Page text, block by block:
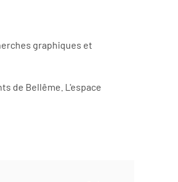
graphiques et
de Bellême. L'espace